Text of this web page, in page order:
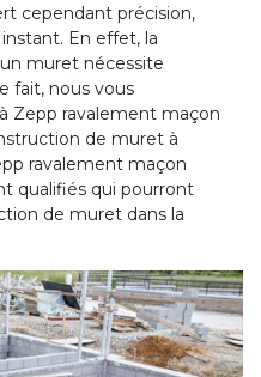
cependant précision,
En effet, la
muret nécessite
fait, nous vous
Zepp ravalement maçon
de muret à
ravalement maçon
qualifiés qui pourront
de muret dans la